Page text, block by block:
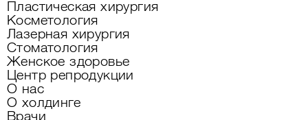
Пластическая хирургия
Косметология
Лазерная хирургия
Стоматология
Женское здоровье
Центр репродукции
О нас
О холдинге